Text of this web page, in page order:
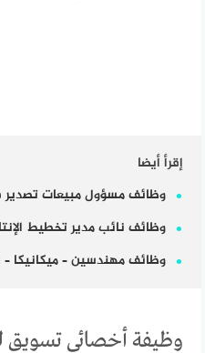
إقرأ أيضا
وظائف مسؤول مبيعات تصدير
وظائف نائب مدير تخطيط
وظائف مهندسين – ميكانيكا –
وظيفة أخصائي تسويق